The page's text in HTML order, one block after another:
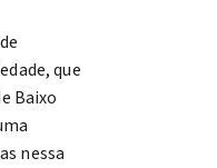
que
Baixo
nessa